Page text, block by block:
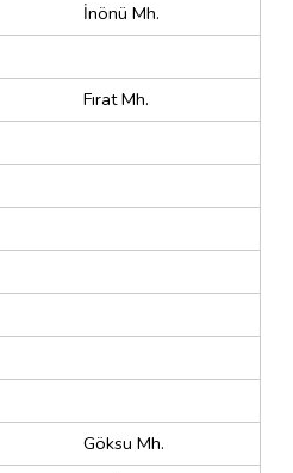
İnönü Mh.
Fırat Mh.
Göksu Mh.